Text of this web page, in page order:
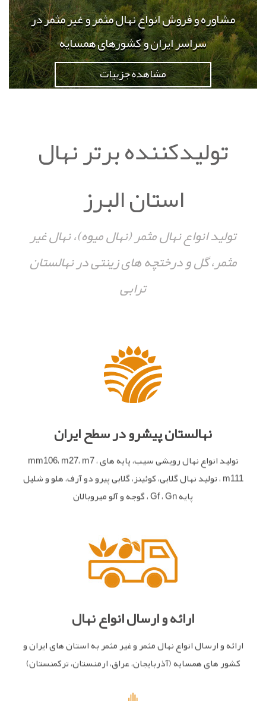
مشاوره و فروش انواع نهال مثمر و غیر مثمر در
سراسر ایران و کشورهای همسایه
مشاهده جزییات
تولیدکننده برتر نهال
استان البرز
تولید انواع نهال مثمر (نهال میوه)، نهال غیر
مثمر، گل و درختچه های زینتی در نهالستان
ترابی
نهالستان پیشرو در سطح ایران
تولید انواع نهال رویشی سیب، پایه های mm106، m27، m7 ،
m111 ، تولید نهال گلابی، کوئینز، گلابی پیرو دو آرف، هلو و شلیل
پایه Gf ، Gn ، گوجه و آلو میروبالان
ارائه و ارسال انواع نهال
ارائه و ارسال انواع نهال مثمر و غیر مثمر به استان های ایران و
کشور های همسایه (آذربایجان، عراق، ارمنستان، ترکمنستان)